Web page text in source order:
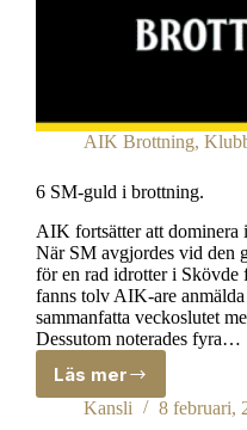
AIK Brottning,
6 SM-guld i brottning.
AIK fortsätter att dominera
När SM avgjordes vid den
för en rad idrotter i Skövde
fanns tolv AIK-are
sammanfatta veckoslutet
Dessutom noterades fyra…
Läs mer
6
SM-
Kansli 8 februari,